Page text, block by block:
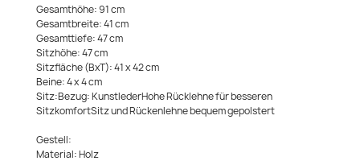
Gesamthöhe: 91 cm
Gesamtbreite: 41 cm
Gesamttiefe: 47 cm
Sitzhöhe: 47 cm
Sitzfläche (BxT): 41 x 42 cm
Beine: 4 x 4 cm
Sitz:Bezug: KunstlederHohe Rücklehne für besseren
SitzkomfortSitz und Rückenlehne bequem gepolstert
Gestell:
Material: Holz